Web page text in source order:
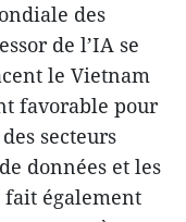
des
de l’IA se
le Vietnam
favorable pour
secteurs
données et les
fait également